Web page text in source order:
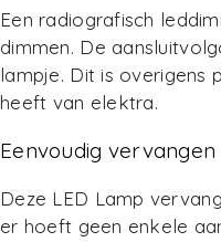
Een radiografisch
dimmen. De
lampje. Dit is overigens
heeft van elektra.
Eenvoudig vervangen
Deze LED Lamp
er hoeft geen enkele